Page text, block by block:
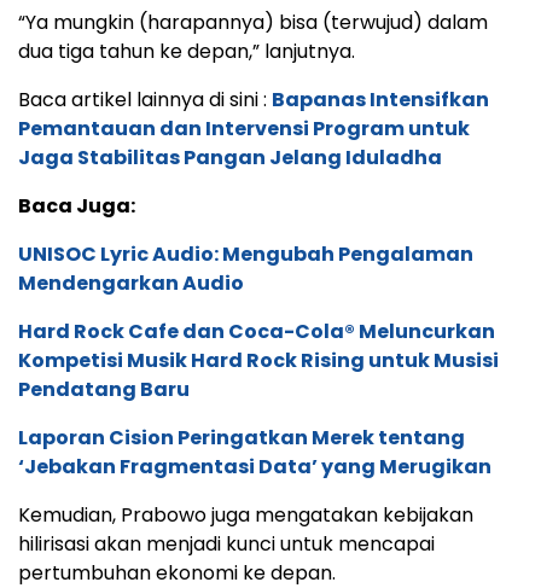
“Ya mungkin (harapannya) bisa (terwujud) dalam
dua tiga tahun ke depan,” lanjutnya.
Baca artikel lainnya di sini : Bapanas Intensifkan
Pemantauan dan Intervensi Program untuk
Jaga Stabilitas Pangan Jelang Iduladha
Baca Juga:
UNISOC Lyric Audio: Mengubah Pengalaman
Mendengarkan Audio
Hard Rock Cafe dan Coca-Cola® Meluncurkan
Kompetisi Musik Hard Rock Rising untuk Musisi
Pendatang Baru
Laporan Cision Peringatkan Merek tentang
‘Jebakan Fragmentasi Data’ yang Merugikan
Kemudian, Prabowo juga mengatakan kebijakan
hilirisasi akan menjadi kunci untuk mencapai
pertumbuhan ekonomi ke depan.